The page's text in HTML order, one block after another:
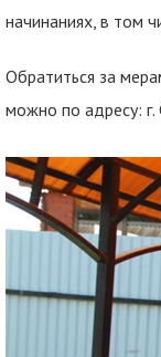
начинаниях, в том
Обратиться за
можно по адресу: г.